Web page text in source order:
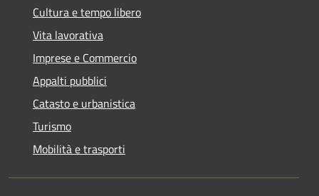
Cultura e tempo libero
Vita lavorativa
Imprese e Commercio
Appalti pubblici
Catasto e urbanistica
Turismo
Mobilità e trasporti